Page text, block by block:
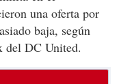
una oferta por
baja, según
del DC United.